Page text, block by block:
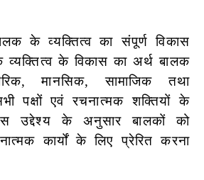
के व्यक्तित्व का संपूर्ण विकास
के विकास का अर्थ बालक
मानसिक, सामाजिक तथा
पक्षों एवं रचनात्मक शक्तियों के
उद्देश्य के अनुसार बालकों को
कार्यों के लिए प्रेरित करना